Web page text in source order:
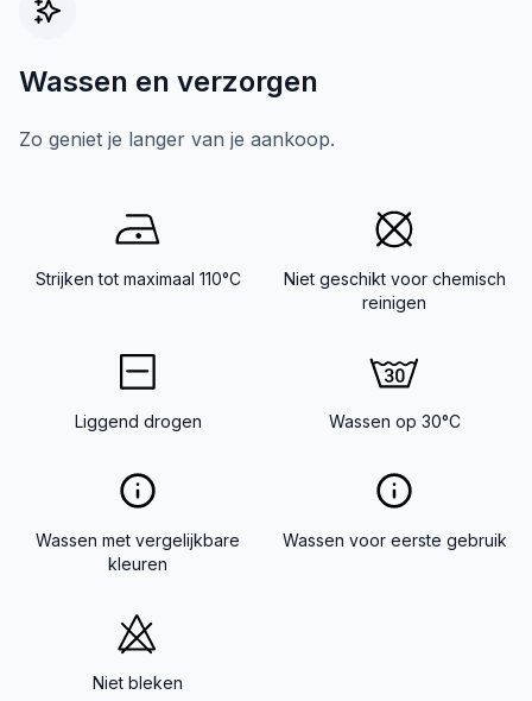
Wassen en verzorgen
Zo geniet je langer van je aankoop.
Strijken tot maximaal 110°C
Niet geschikt voor chemisch
reinigen
Liggend drogen Wassen op 30°C
Wassen met vergelijkbare
kleuren
Wassen voor eerste gebruik
Niet bleken